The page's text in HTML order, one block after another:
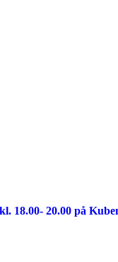
18.00- 20.00 på